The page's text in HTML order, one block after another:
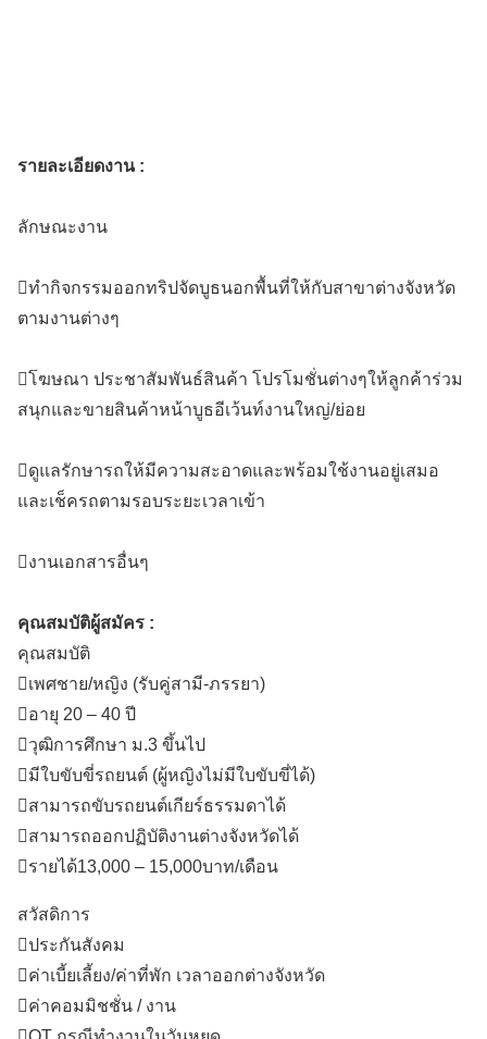
รายละเอียดงาน :
ลักษณะงาน
ทำกิจกรรมออกทริปจัดบูธนอกพื้นที่ให้กับสาขาต่างจังหวัด
ตามงานต่างๆ
โฆษณา ประชาสัมพันธ์สินค้า โปรโมชั่นต่างๆให้ลูกค้าร่วม
สนุกและขายสินค้าหน้าบูธอีเว้นท์งานใหญ่/ย่อย
ดูแลรักษารถให้มีความสะอาดและพร้อมใช้งานอยู่เสมอ
และเช็ครถตามรอบระยะเวลาเข้า
งานเอกสารอื่นๆ
คุณสมบัติผู้สมัคร :
คุณสมบัติ
เพศชาย/หญิง (รับคู่สามี-ภรรยา)
อายุ 20 – 40 ปี
วุฒิการศึกษา ม.3 ขึ้นไป
มีใบขับขี่รถยนต์ (ผู้หญิงไม่มีใบขับขี่ได้)
สามารถขับรถยนต์เกียร์ธรรมดาได้
สามารถออกปฏิบัติงานต่างจังหวัดได้
รายได้13,000 – 15,000บาท/เดือน
สวัสดิการ
ประกันสังคม
ค่าเบี้ยเลี้ยง/ค่าที่พัก เวลาออกต่างจังหวัด
ค่าคอมมิชชั่น / งาน